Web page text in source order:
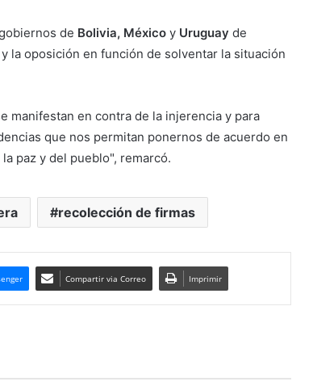
de Bolivia, México y Uruguay de
la oposición en función de solventar la situación
manifestan en contra de la injerencia y para
que nos permitan ponernos de acuerdo en
paz y del pueblo", remarcó.
recolección de firmas
Compartir via Correo Imprimir